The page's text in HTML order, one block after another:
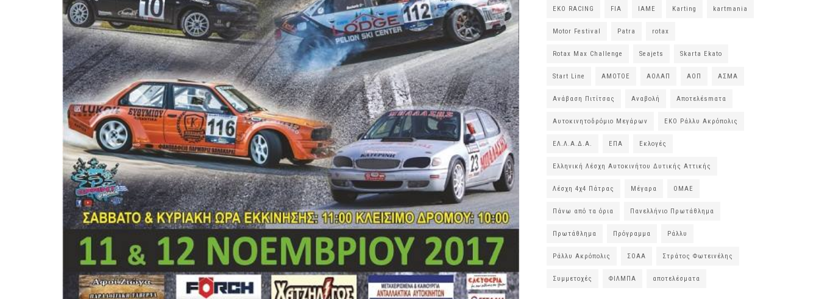
EKO RACING FIA IAME Karting kartmania
Motor Festival Patra rotax
Rotax Max Challenge Seajets Skarta Ekato
Start Line ΑΜΟΤΟΕ ΑΟΛΑΠ ΑΟΠ ΑΣΜΑ
Ανάβαση Πιτίτσας Αναβολή Αποτελέsmατα
Αυτοκινητοδρόμιο Μεγάρων ΕΚΟ Ράλλυ Ακρόπολις
ΕΛ.Λ.Α.Δ.Α. ΕΠΑ Εκλογές
Ελληνική Λέσχη Αυτοκινήτου Δυτικής Αττικής
Λέσχη 4χ4 Πάτρας Μέγαρα ΟΜΑΕ
Πάνω από τα όρια Πανελλήνιο Πρωτάθλημα
Πρωτάθλημα Πρόγραμμα Ράλλυ
Ράλλυ Ακρόπολις ΣΟΑΑ Στράτος Φωτεινέλης
Συμμετοχές ΦΙΛΜΠΑ αποτελέσματα